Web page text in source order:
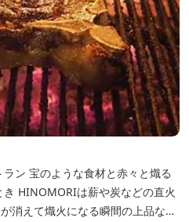
と熾る
火
消えて熾火になる瞬間の上品な香